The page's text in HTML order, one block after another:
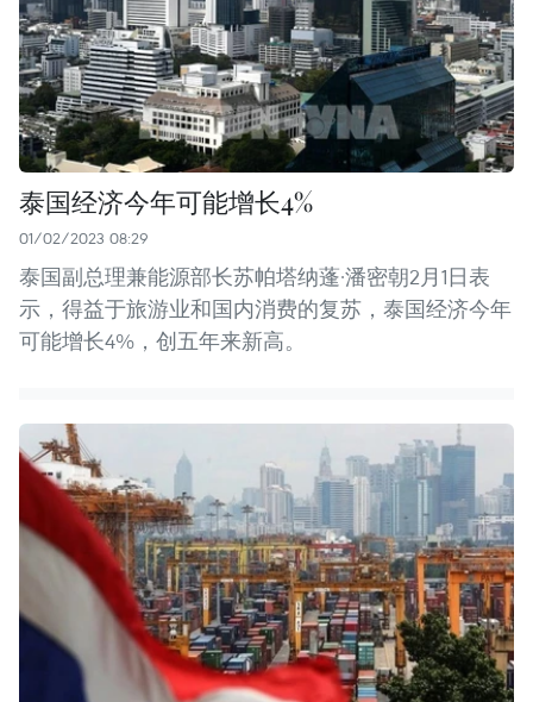
泰国经济今年可能增长4%
01/02/2023 08:29
泰国副总理兼能源部长苏帕塔纳蓬·潘密朝2月1日表
示，得益于旅游业和国内消费的复苏，泰国经济今年
可能增长4%，创五年来新高。